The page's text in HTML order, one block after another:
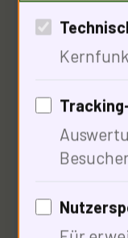
90% der
verstehen,